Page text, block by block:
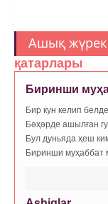
Ашық жүрек
қатарлары
Биринши
Бир кун келип
Бәҳәрде ашылған
Бул дуньяда ҳеш
Биринши муҳаббат